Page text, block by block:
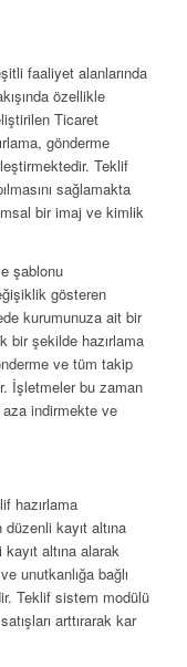
faaliyet alanlarında
özellikle
Ticaret
gönderme
Teklif
sağlamakta
bir imaj ve kimlik
şablonu
gösteren
kurumunuza ait bir
bir şekilde hazırlama
ve tüm takip
İşletmeler bu zaman
aza indirmekte ve
hazırlama
düzenli kayıt altına
kayıt altına alarak
unutkanlığa bağlı
Teklif sistem modülü
arttırarak kar